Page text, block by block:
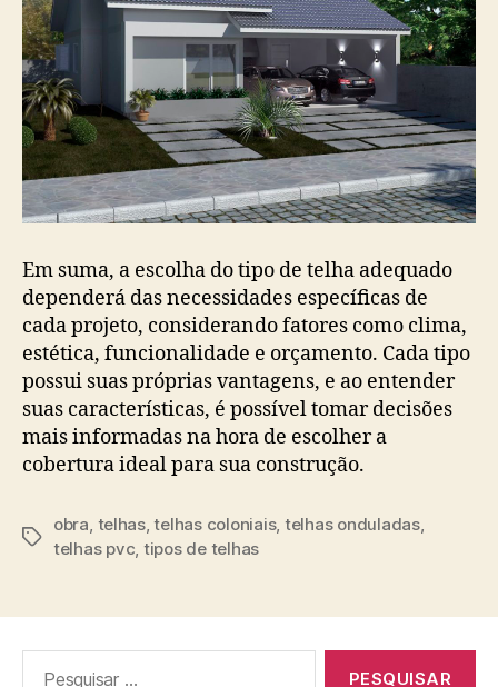
Em suma, a escolha do tipo de telha adequado
dependerá das necessidades específicas de
cada projeto, considerando fatores como clima,
estética, funcionalidade e orçamento. Cada tipo
possui suas próprias vantagens, e ao entender
suas características, é possível tomar decisões
mais informadas na hora de escolher a
cobertura ideal para sua construção.
obra telhas,telhas coloniais, telhas onduladas,
telhas pvc tipos de telhas